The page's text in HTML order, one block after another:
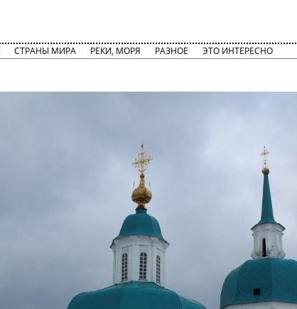
СТРАНЫ МИРА РЕКИ, МОРЯ РАЗНОЕ ЭТО ИНТЕРЕСНО